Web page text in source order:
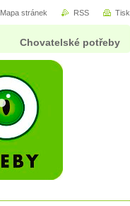
Chovatelské potřeby
Mapa stránek RSS Tisk